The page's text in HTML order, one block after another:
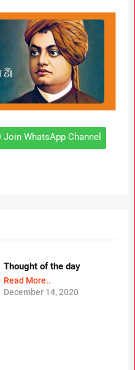
Join WhatsApp Channel
Thought of the day
Read More..
December 14, 2020